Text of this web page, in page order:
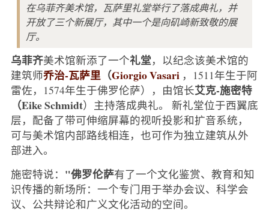
在乌菲齐美术馆，瓦萨里礼堂举行了落成典礼，并
开放了三个新展厅，其中一个是向矶崎新致敬的展
厅。
乌菲齐美术馆新添了一个礼堂，以纪念该美术馆的
建筑师乔治-瓦萨里（Giorgio Vasari ，1511年生于阿
雷佐，1574年生于佛罗伦萨），由馆长艾克-施密特
（Eike Schmidt）主持落成典礼。 新礼堂位于西翼底
层，配备了带可伸缩屏幕的视听投影和扩音系统，
可与美术馆内部路线相连，也可作为独立建筑从外
部进入。
施密特说： "佛罗伦萨有了一个文化鉴赏、教育和知
识传播的新场所：一个专门用于举办会议、科学会
议、公共辩论和广义文化活动的空间。